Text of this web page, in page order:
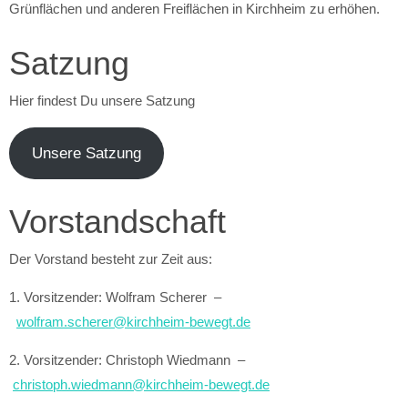
Grünflächen und anderen Freiflächen in Kirchheim zu erhöhen.
Satzung
Hier findest Du unsere Satzung
Unsere Satzung
Vorstandschaft
Der Vorstand besteht zur Zeit aus:
1. Vorsitzender: Wolfram Scherer –
wolfram.scherer@kirchheim-bewegt.de
2. Vorsitzender: Christoph Wiedmann –
christoph.wiedmann@kirchheim-bewegt.de